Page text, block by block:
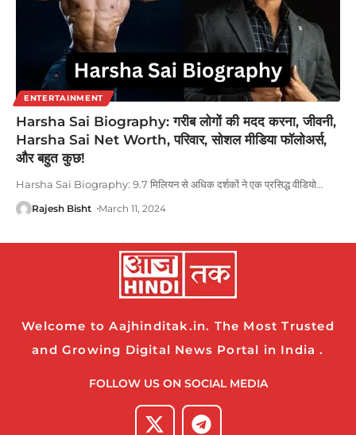
ENTERTAINMENT
Harsha Sai Biography: गरीब लोगों की मदद करना, जीवनी,
Harsha Sai Net Worth, परिवार, सोशल मीडिया फॉलोअर्स,
और बहुत कुछ!
Harsha Sai Biography: 9.7 मिलियन से अधिक दर्शकों ने एक प्रसिद्ध वीडियो…
Rajesh Bisht March 11, 2024
Welcome to Aajhinditak.in. The Most Trusted
and Growing Digital News Portal in India .
FOLLOW US ON SOCIAL MEDIA